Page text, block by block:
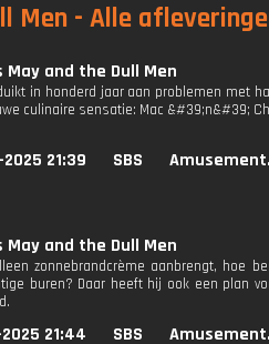
Men - Alle
May and the Dull Men
in honderd jaar aan problemen met
culinaire sensatie: Mac &#39;n&#39;
21:39 SBS
May and the Dull Men
zonnebrandcrème aanbrengt, hoe
buren? Daar heeft hij ook een plan
21:44 SBS